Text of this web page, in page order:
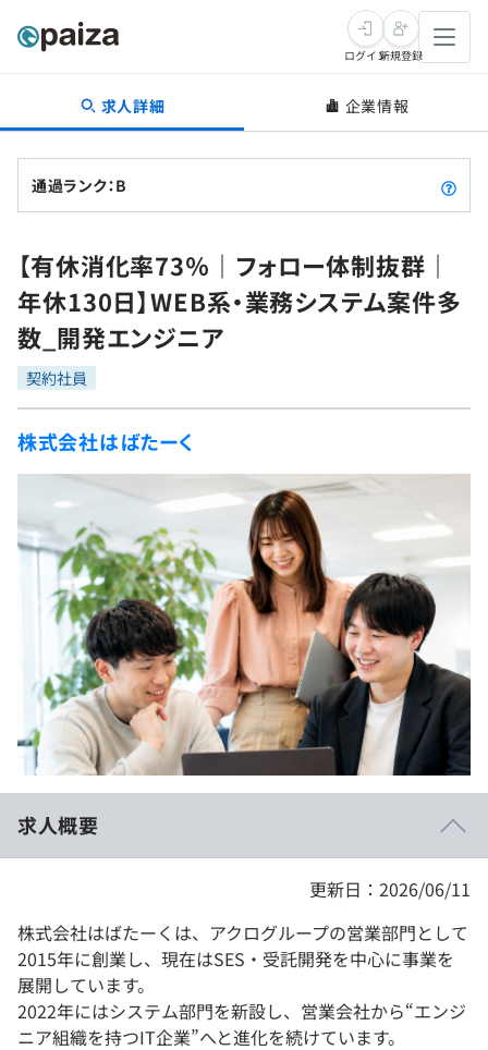
転職・キャリア
転職成功ガイド
転職エージェント
インタビュー
転職成功ガイド
新卒就活
求人検索
本選考
インターン
新卒エージェント
イベント・セミナー
インタビュー
就活成功ガイド
学習
問題集
4択課題
ナレッジ
リファレンス
プラン
個人向けプラン
法人向けプラン
学校向けプラン
契約内容・クーポン
プログラミング言語
評価結果一覧
再チャレンジ結果一覧
ゲーム・マンガ
Tech Team Journal
paiza times
note
paizaとは？
ログイン新規登録
求人詳細 企業情報
通過ランク：B
【有休消化率73％｜フォロー体制抜群｜
年休130日】WEB系・業務システム案件多
数_開発エンジニア
契約社員
株式会社はばたーく
求人概要
更新日：2026/06/11
株式会社はばたーくは、アクログループの営業部門として
2015年に創業し、現在はSES・受託開発を中心に事業を
展開しています。
2022年にはシステム部門を新設し、営業会社から“エンジ
ニア組織を持つIT企業”へと進化を続けています。